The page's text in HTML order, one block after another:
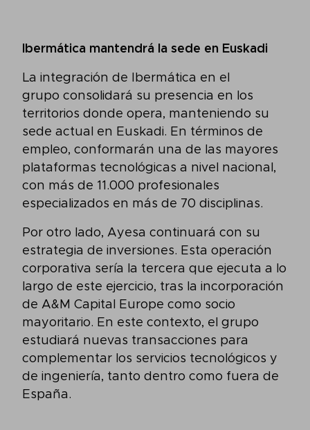
Ibermática mantendrá la sede en Euskadi
La integración de Ibermática en el
grupo consolidará su presencia en los
territorios donde opera, manteniendo su
sede actual en Euskadi. En términos de
empleo, conformarán una de las mayores
plataformas tecnológicas a nivel nacional,
con más de 11.000 profesionales
especializados en más de 70 disciplinas.
Por otro lado, Ayesa continuará con su
estrategia de inversiones. Esta operación
corporativa sería la tercera que ejecuta a lo
largo de este ejercicio, tras la incorporación
de A&M Capital Europe como socio
mayoritario. En este contexto, el grupo
estudiará nuevas transacciones para
complementar los servicios tecnológicos y
de ingeniería, tanto dentro como fuera de
España.